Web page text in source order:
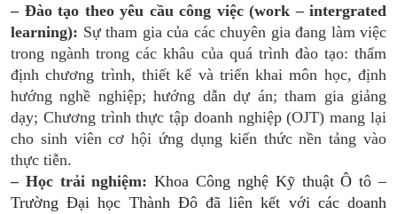
– Đào tạo theo yêu cầu công việc (work – intergrated
learning): Sự tham gia của các chuyên gia đang làm việc
trong ngành trong các khâu của quá trình đào tạo: thẩm
định chương trình, thiết kế và triển khai môn học, định
hướng nghề nghiệp; hướng dẫn dự án; tham gia giảng
dạy; Chương trình thực tập doanh nghiệp (OJT) mang lại
cho sinh viên cơ hội ứng dụng kiến thức nền tảng vào
thực tiễn.
– Học trải nghiệm:Khoa Công nghệ Kỹ thuật Ô tô –
Trường Đại học Thành Đô đã liên kết với các doanh